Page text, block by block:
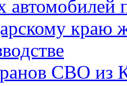
автомобилей
краю
СВО из